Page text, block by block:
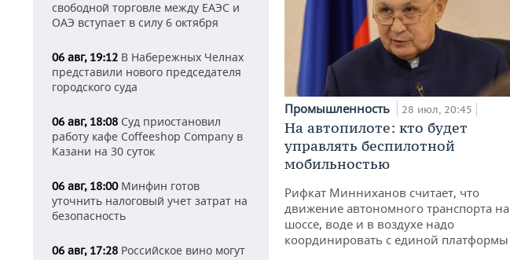
свободной торговле между ЕАЭС и
ОАЭ вступает в силу 6 октября
06 авг, 19:12 В Набережных Челнах
представили нового председателя
городского суда
06 авг, 18:08 Суд приостановил
работу кафе Coffeeshop Company в
Казани на 30 суток
06 авг, 18:00Минфин готов
уточнить налоговый учет затрат на
безопасность
06 авг, 17:28 Российское вино могут
Промышленность 28 июл, 20:45
На автопилоте: кто будет
управлять беспилотной
мобильностью
Рифкат Минниханов считает, что
движение автономного транспорта на
шоссе, воде и в воздухе надо
координировать с единой платформы